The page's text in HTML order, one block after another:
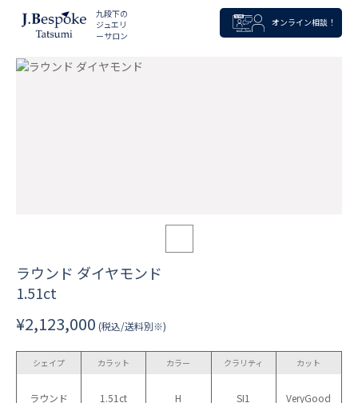
九段下の
ジュエリ
ーサロン
オンライン相談！
ラウンド ダイヤモンド
1.51ct
¥2,123,000 (税込/送料別※)
シェイプ
ラウンド
カラット
1.51ct
カラー
H
クラリティ
SI1
カット
VeryGood